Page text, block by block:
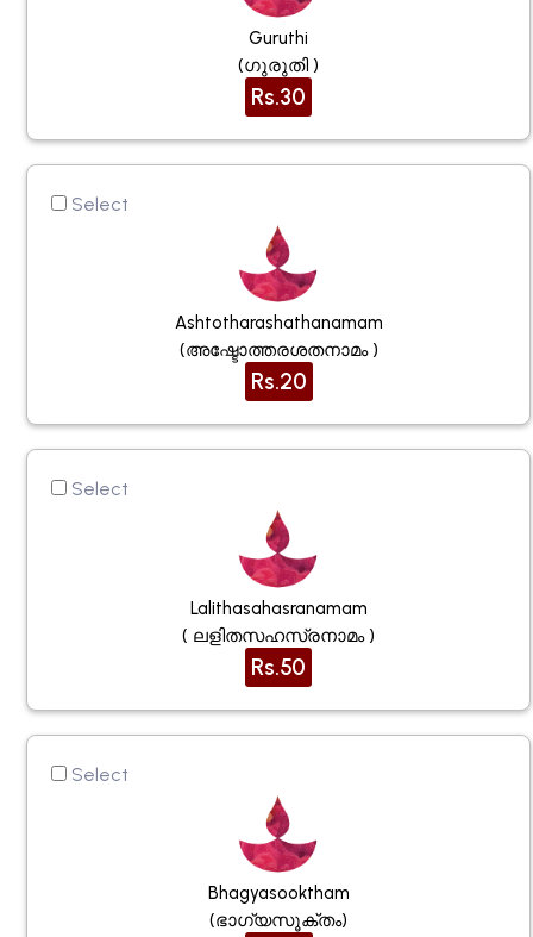
Guruthi
(ഗുരുതി )
Rs.30
Select
Ashtotharashathanamam
(അഷ്ടോത്തരശതനാമം )
Rs.20
Select
Lalithasahasranamam
( ലളിതസഹസ്രനാമം )
Rs.50
Select
Bhagyasooktham
(ഭാഗ്യസൂക്തം)